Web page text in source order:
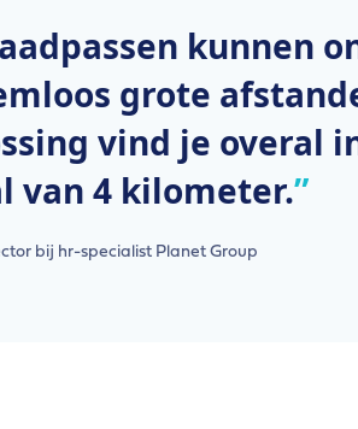
kunnen
grote
vind je overal
van 4 kilometer.
bij hr-specialist Planet Group